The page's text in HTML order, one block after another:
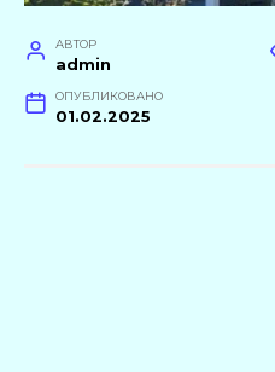
АВТОР
admin
ОПУБЛИКОВАНО
01.02.2025